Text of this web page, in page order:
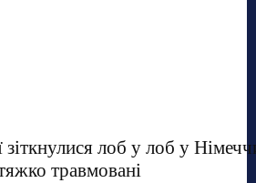
зіткнулися лоб у лоб у
травмовані